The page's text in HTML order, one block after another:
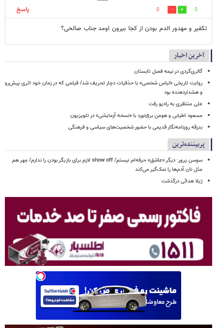
5
0
پاسخ
تکفیر و مهدور الدم بودن از کجا بیرون اومد جناب صالحی؟
آخرین اخبار
گالری‌گردی در نیمه فصل تابستان
روایت تاریخی «لباس شخصی» با حذفیات دچار تحریف شد/ فیلمی که در زمان خود اثری پیش‌رو
و هشداردهنده بود
علی منتظری به رادیو رفت
مسعود اطیابی و هومن برق‌نورد با «نسخه آزمایشی» در تلویزیون
بدرقه روزنامه‌نگار قدیمی با حضور شخصیت‌های سیاسی و فرهنگی
پربیننده‌ترین
سوسن پرور: دیگر «عاشق» حرفه‌ام نیستم/ show off لازم برای بازیگر بودن را ندارم/ مِهر هم
مثل نان آدم‌ها را نمک‌گیر می‌کند
ژیلا هدائی درگذشت